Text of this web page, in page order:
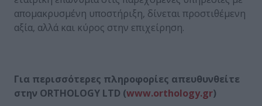
απομακρυσμένη υποστήριξη, δίνεται προστιθέμενη
αξία, αλλά και κύρος στην επιχείρηση.
Για περισσότερες πληροφορίες απευθυνθείτε
στην ORTHOLOGY LTD (www.orthology.gr)